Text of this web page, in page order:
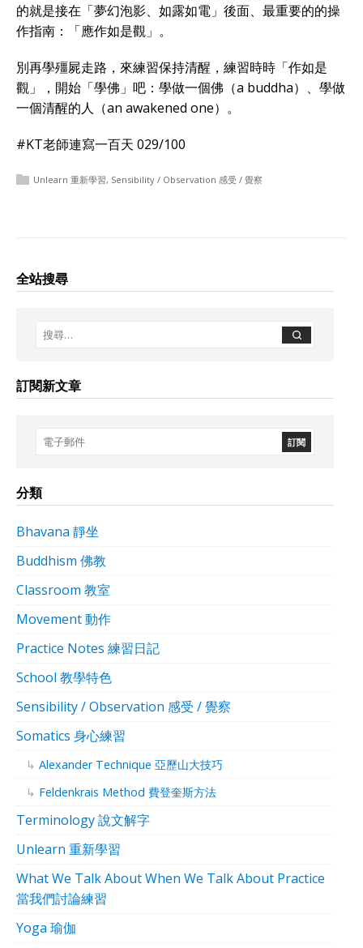
的就是接在「夢幻泡影、如露如電」後面、最重要的的操
作指南：「應作如是觀」。
別再學殭屍走路，來練習保持清醒，練習時時「作如是
觀」，開始「學佛」吧：學做一個佛（a buddha）、學做
一個清醒的人（an awakened one）。
#KT老師連寫一百天 029/100
Unlearn 重新學習, Sensibility / Observation 感受 / 覺察
全站搜尋
訂閱新文章
分類
Bhavana 靜坐
Buddhism 佛教
Classroom 教室
Movement 動作
Practice Notes 練習日記
School 教學特色
Sensibility / Observation 感受 / 覺察
Somatics 身心練習
Alexander Technique 亞歷山大技巧
Feldenkrais Method 費登奎斯方法
Terminology 說文解字
Unlearn 重新學習
What We Talk About When We Talk About Practice
當我們討論練習
Yoga 瑜伽